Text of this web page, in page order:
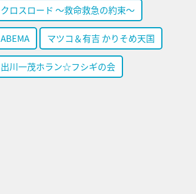
クロスロード ～救命救急の約束～
ABEMA マツコ＆有吉 かりそめ天国
出川一茂ホラン☆フシギの会